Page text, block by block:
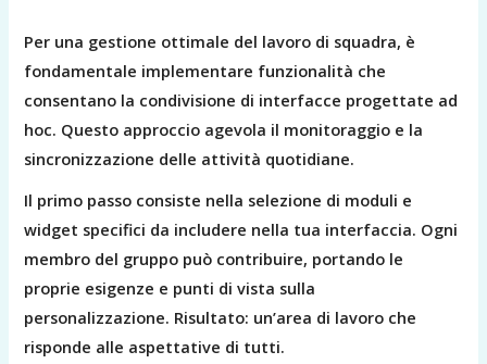
Per una gestione ottimale del lavoro di squadra, è
fondamentale implementare funzionalità che
consentano la condivisione di interfacce progettate ad
hoc. Questo approccio agevola il monitoraggio e la
sincronizzazione delle attività quotidiane.
Il primo passo consiste nella selezione di moduli e
widget specifici da includere nella tua interfaccia. Ogni
membro del gruppo può contribuire, portando le
proprie esigenze e punti di vista sulla
personalizzazione. Risultato: un’area di lavoro che
risponde alle aspettative di tutti.